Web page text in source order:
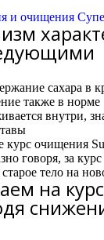
и очищения
сахара в
также в норме
внутри,
очищения
говоря, за
тело на
на